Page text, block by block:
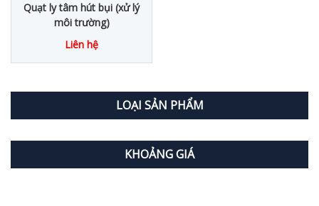
Quạt ly tâm hút bụi (xử lý
môi trường)
Liên hệ
LOẠI SẢN PHẨM
KHOẢNG GIÁ